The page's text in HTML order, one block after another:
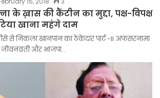
के ख़ास की कैंटीन का मुद्दा, पक्ष-विपक्ष
खाना महंगे दाम
से निकला खानपान का ठेकेदार पार्ट -II अफसरनामा
और भाजपा…